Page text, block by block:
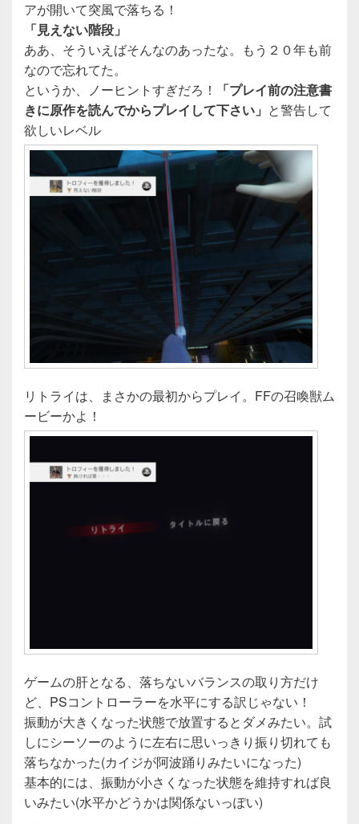
アが開いて突風で落ちる！
「見えない階段」
ああ、そういえばそんなのあったな。もう２０年も前
なので忘れてた。
というか、ノーヒントすぎだろ！
「プレイ前の注意書
きに原作を読んでからプレイして下さい」 と警告して
欲しいレベル
リトライは、まさかの最初からプレイ。FFの召喚獣ム
ービーかよ！
ゲームの肝となる、落ちないバランスの取り方だけ
ど、PSコントローラーを水平にする訳じゃない！
振動が大きくなった状態で放置するとダメみたい。試
しにシーソーのように左右に思いっきり振り切れても
落ちなかった(カイジが阿波踊りみたいになった)
基本的には、振動が小さくなった状態を維持すれば良
いみたい(水平かどうかは関係ないっぽい)